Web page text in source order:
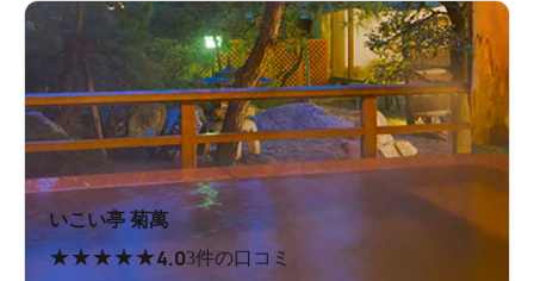
いこい亭 菊萬
★★★★★4.03件の口コミ